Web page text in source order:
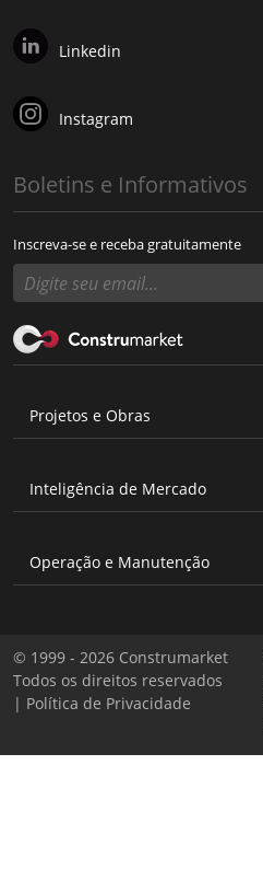
Linkedin
Instagram
Boletins e Informativos
Inscreva-se e receba gratuitamente
Projetos e Obras
Inteligência de Mercado
Operação e Manutenção
© 1999 - 2026 Construmarket
Todos os direitos reservados
| Política de Privacidade